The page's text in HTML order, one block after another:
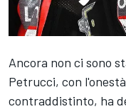
Ancora non ci sono
Petrucci, con
contraddistinto, ha